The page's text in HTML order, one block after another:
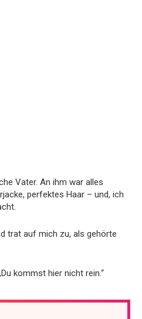
Vater. An ihm war alles
perfektes Haar – und, ich
trat auf mich zu, als gehörte
kommst hier nicht rein.“